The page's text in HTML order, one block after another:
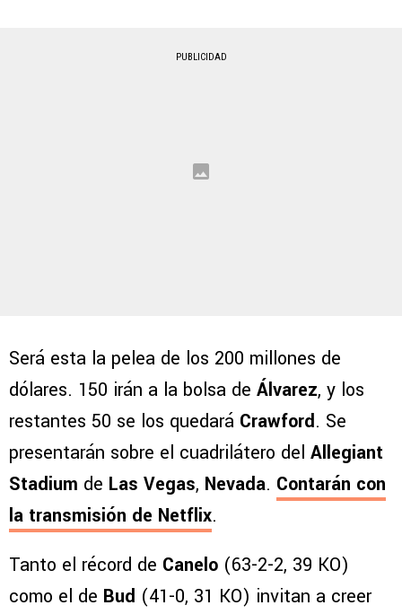
PUBLICIDAD
Será esta la pelea de los 200 millones de
dólares. 150 irán a la bolsa de Álvarez, y los
restantes 50 se los quedará Crawford. Se
presentarán sobre el cuadrilátero del Allegiant
Stadium de Las Vegas, Nevada. Contarán con
la transmisión de Netflix.
Tanto el récord de Canelo (63-2-2, 39 KO)
como el de Bud (41-0, 31 KO) invitan a creer